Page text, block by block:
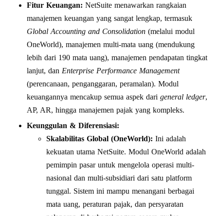
Fitur Keuangan: NetSuite menawarkan rangkaian
manajemen keuangan yang sangat lengkap, termasuk
Global Accounting and Consolidation (melalui modul
OneWorld), manajemen multi-mata uang (mendukung
lebih dari 190 mata uang), manajemen pendapatan tingkat
lanjut, dan Enterprise Performance Management
(perencanaan, penganggaran, peramalan). Modul
keuangannya mencakup semua aspek dari general ledger,
AP, AR, hingga manajemen pajak yang kompleks.
Keunggulan & Diferensiasi:
Skalabilitas Global (OneWorld): Ini adalah
kekuatan utama NetSuite. Modul OneWorld adalah
pemimpin pasar untuk mengelola operasi multi-
nasional dan multi-subsidiari dari satu platform
tunggal. Sistem ini mampu menangani berbagai
mata uang, peraturan pajak, dan persyaratan